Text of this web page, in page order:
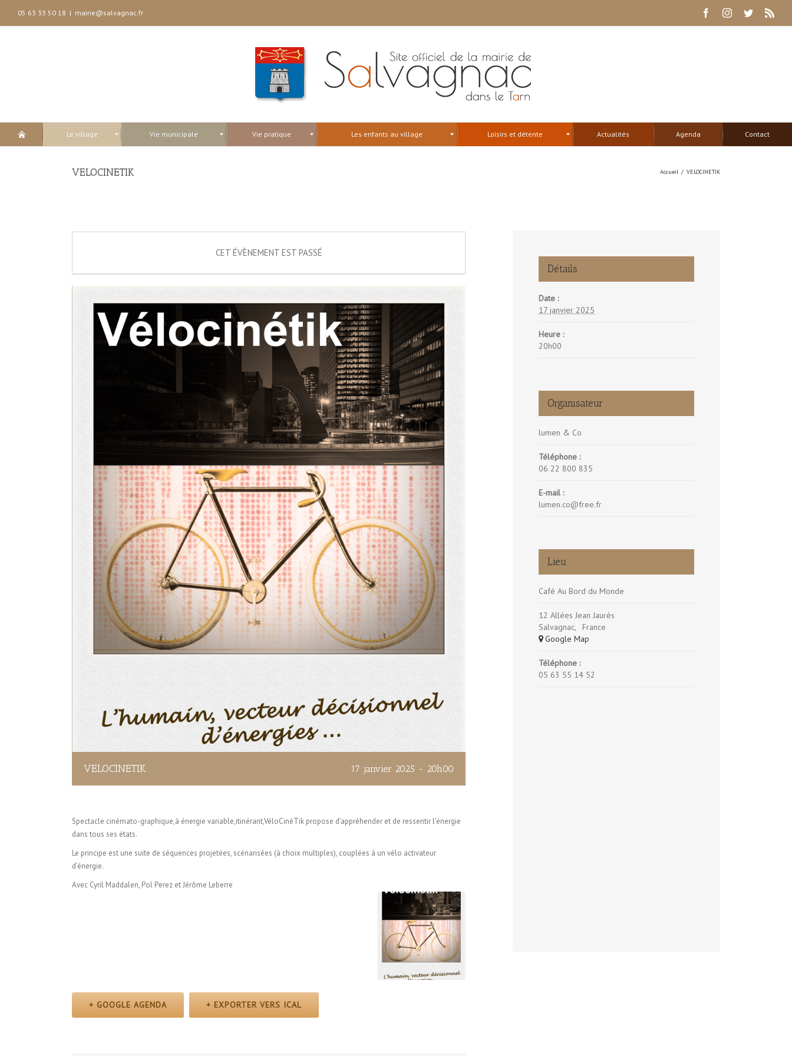
05 63 33 50 18 | mairie@salvagnac.fr FacebookInstagram
Twitter
Le village Vie municipale Vie pratique Les enfants au village Loisirs et détente Actualités Agenda Contact
VELOCINETIK Accueil / VELOCINETIK
CET ÉVÈNEMENT EST PASSÉ
VELOCINETIK 17 janvier 2025 - 20h00
Spectacle cinémato-graphique,à énergie variable,itinérant,VéloCinéTik propose d’appréhender et de ressentir l’énergie
dans tous ses états.
Le principe est une suite de séquences projetées, scénarisées (à choix multiples), couplées à un vélo activateur
d’énergie.
Avec Cyril Maddalen, Pol Perez et Jérôme Leberre
+ GOOGLE AGENDA + EXPORTER VERS ICAL
Détails
Date :
17 janvier 2025
Heure :
20h00
Organisateur
lumen & Co
Téléphone :
06 22 800 835
E-mail :
lumen.co@free.fr
Lieu
Café Au Bord du Monde
12 Allées Jean Jaurès
Salvagnac,
France
+ Google Map
Téléphone :
05 63 55 14 52